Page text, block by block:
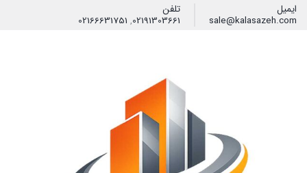
ایمیل
sale@kalasazeh.com
تلفن
02191303661
,
02166631751